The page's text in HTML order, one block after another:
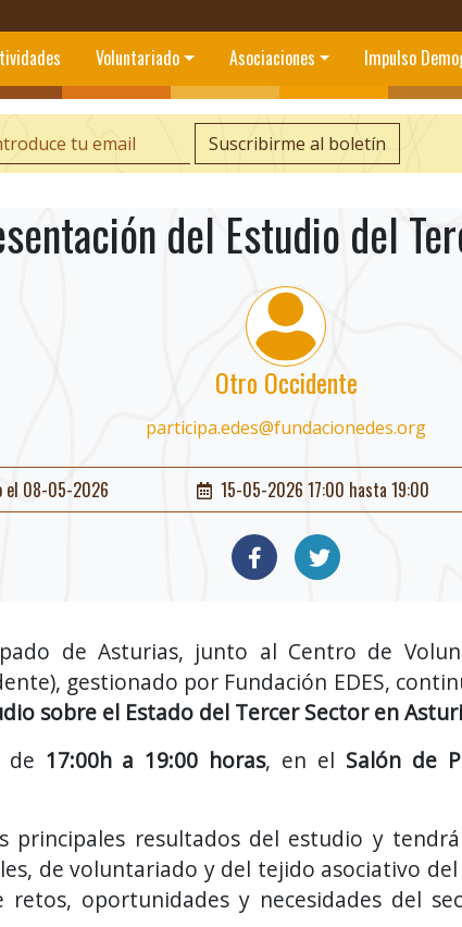
Voluntariado Asociaciones Impulso
Suscribirme al boletín
del Estudio del
Otro Occidente
participa.edes@fundacionedes.org
el 08-05-2026 15-05-2026 17:00 hasta 19:00
de Asturias, junto al Centro de
gestionado por Fundación EDES,
sobre el Estado del Tercer Sector en
de 17:00h a 19:00 horas, en el Salón de
principales resultados del estudio y
de voluntariado y del tejido asociativo
oportunidades y necesidades del